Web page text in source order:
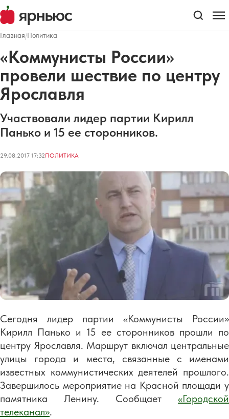
Главная/Политика
«Коммунисты России»
провели шествие по центру
Ярославля
Участвовали лидер партии Кирилл
Панько и 15 ее сторонников.
29.08.2017 17:32ПОЛИТИКА
Сегодня лидер партии «Коммунисты России»
Кирилл Панько и 15 ее сторонников прошли по
центру Ярославля. Маршрут включал центральные
улицы города и места, связанные с именами
известных коммунистических деятелей прошлого.
Завершилось мероприятие на Красной площади у
памятника Ленину. Сообщает «Городской
телеканал».